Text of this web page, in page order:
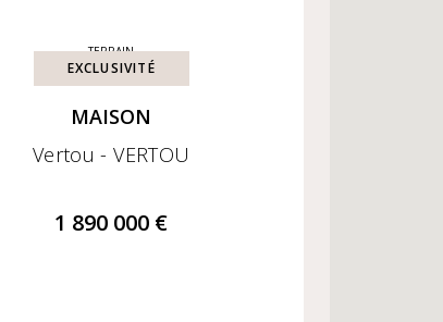
TERRAIN
EXCLUSIVITÉ
MAISON
Vertou - VERTOU
1 890 000 €